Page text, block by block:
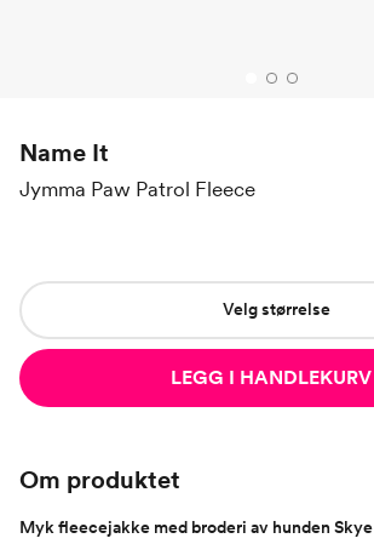
Name It
Jymma Paw Patrol Fleece
Velg størrelse
LEGG I HANDLEKURV
Om produktet
Myk fleecejakke med broderi av hunden Skye